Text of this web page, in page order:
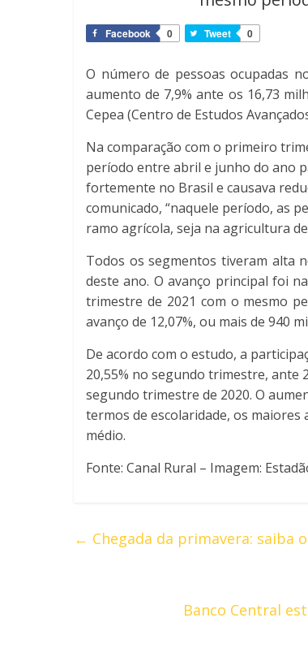
Facebook 0 Tweet 0
O número de pessoas ocupadas
aumento de 7,9% ante os 16,73
Cepea (Centro de Estudos
Na comparação com o primeiro
período entre abril e junho do ano
fortemente no Brasil e causava
comunicado, “naquele período, as
ramo agrícola, seja na agricultura
Todos os segmentos tiveram alta
deste ano. O avanço principal foi
trimestre de 2021 com o mesmo
avanço de 12,07%, ou mais de 940
De acordo com o estudo, a
20,55% no segundo trimestre, ante
segundo trimestre de 2020. O
termos de escolaridade, os
médio.
Fonte: Canal Rural – Imagem:
← Chegada da primavera: saiba
Banco Central